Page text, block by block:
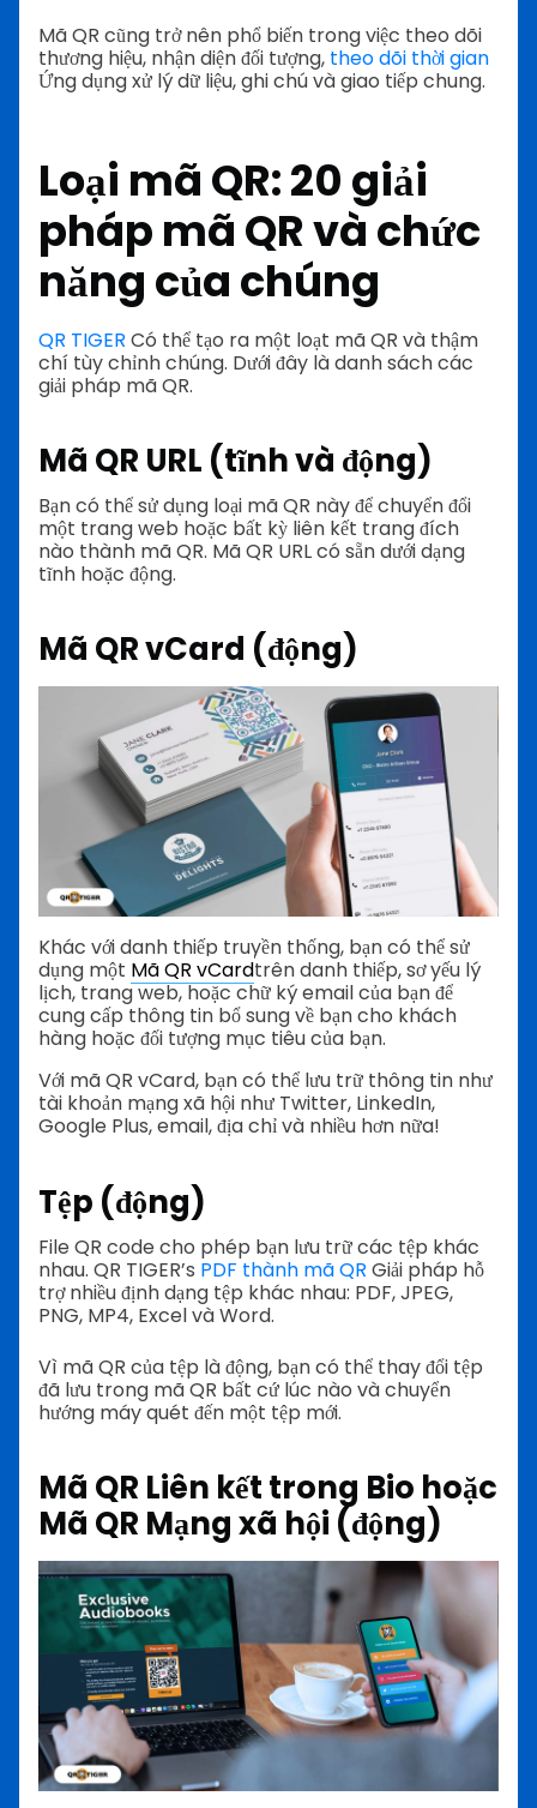
Mã QR cũng trở nên phổ biến trong việc theo dõi
thương hiệu, nhận diện đối tượng, theo dõi thời gian
Ứng dụng xử lý dữ liệu, ghi chú và giao tiếp chung.
Loại mã QR: 20 giải
pháp mã QR và chức
năng của chúng
QR TIGER Có thể tạo ra một loạt mã QR và thậm
chí tùy chỉnh chúng. Dưới đây là danh sách các
giải pháp mã QR.
Mã QR URL (tĩnh và động)
Bạn có thể sử dụng loại mã QR này để chuyển đổi
một trang web hoặc bất kỳ liên kết trang đích
nào thành mã QR. Mã QR URL có sẵn dưới dạng
tĩnh hoặc động.
Mã QR vCard (động)
Khác với danh thiếp truyền thống, bạn có thể sử
dụng một Mã QR vCardtrên danh thiếp, sơ yếu lý
lịch, trang web, hoặc chữ ký email của bạn để
cung cấp thông tin bổ sung về bạn cho khách
hàng hoặc đối tượng mục tiêu của bạn.
Với mã QR vCard, bạn có thể lưu trữ thông tin như
tài khoản mạng xã hội như Twitter, LinkedIn,
Google Plus, email, địa chỉ và nhiều hơn nữa!
Tệp (động)
File QR code cho phép bạn lưu trữ các tệp khác
nhau. QR TIGER’s PDF thành mã QR Giải pháp hỗ
trợ nhiều định dạng tệp khác nhau: PDF, JPEG,
PNG, MP4, Excel và Word.
Vì mã QR của tệp là động, bạn có thể thay đổi tệp
đã lưu trong mã QR bất cứ lúc nào và chuyển
hướng máy quét đến một tệp mới.
Mã QR Liên kết trong Bio hoặc
Mã QR Mạng xã hội (động)